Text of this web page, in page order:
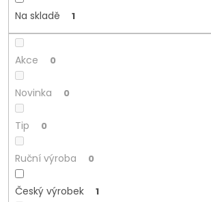
Na skladě 1
Akce 0
Novinka 0
Tip 0
Ruční výroba 0
Český výrobek 1